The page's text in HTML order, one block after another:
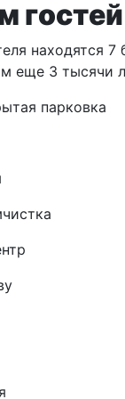
гостей
находятся
еще 3 тысячи
парковка